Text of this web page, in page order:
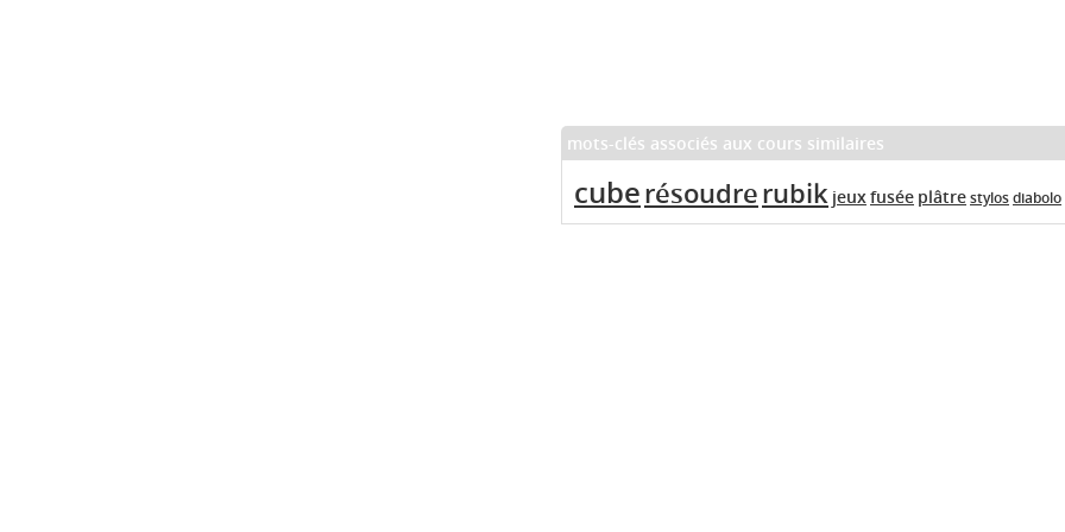
mots-clés associés aux cours similaires
cuberésoudrerubik jeuxfusée plâtrestylosdiabolo